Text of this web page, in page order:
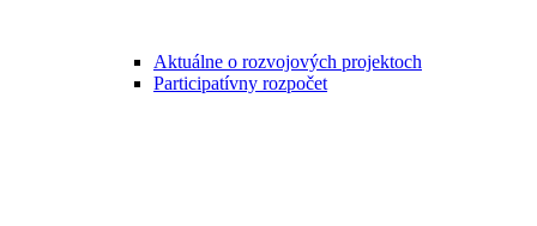
Aktuálne o rozvojových projektoch
Participatívny rozpočet